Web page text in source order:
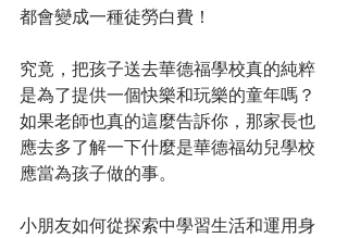
都會變成一種徒勞白費！
究竟，把孩子送去華德福學校真的純粹
是為了提供一個快樂和玩樂的童年嗎？
如果老師也真的這麼告訴你，那家長也
應去多了解一下什麼是華德福幼兒學校
應當為孩子做的事。
小朋友如何從探索中學習生活和運用身